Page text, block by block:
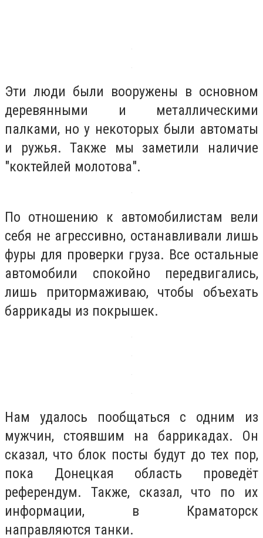
Эти люди были вооружены в основном
деревянными и металлическими
палками, но у некоторых были автоматы
и ружья. Также мы заметили наличие
"коктейлей молотова".
По отношению к автомобилистам вели
себя не агрессивно, останавливали лишь
фуры для проверки груза. Все остальные
автомобили спокойно передвигались,
лишь притормаживаю, чтобы объехать
баррикады из покрышек.
Нам удалось пообщаться с одним из
мужчин, стоявшим на баррикадах. Он
сказал, что блок посты будут до тех пор,
пока Донецкая область проведёт
референдум. Также, сказал, что по их
информации, в Краматорск
направляются танки.